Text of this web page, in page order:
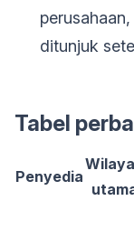
ditunjuk
Tabel
Penyedia